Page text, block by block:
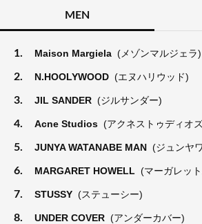
MEN
1. Maison Margiela (メゾンマルジェラ)
2. N.HOOLYWOOD (エヌハリウッド)
3. JIL SANDER (ジルサンダー)
4. Acne Studios (アクネストゥディオ
5. JUNYA WATANABE MAN (ジュンヤ
6. MARGARET HOWELL (マーガレッ
7. STUSSY (ステューシー)
8. UNDER COVER (アンダーカバー)